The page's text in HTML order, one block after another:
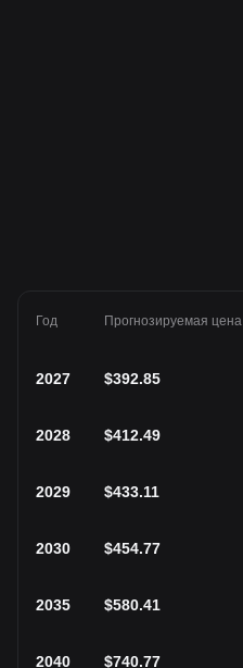
Год Прогнозируемая цена
2027 $392.85
2028 $412.49
2029 $433.11
2030 $454.77
2035 $580.41
2040 $740.77